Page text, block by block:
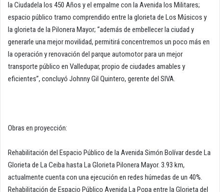
la Ciudadela los 450 Años y el empalme con la Avenida los Militares;
espacio público tramo comprendido entre la glorieta de Los Músicos y
la glorieta de la Pilonera Mayor; “además de embellecer la ciudad y
generarle una mejor movilidad, permitirá concentremos un poco más en
la operación y renovación del parque automotor para un mejor
transporte público en Valledupar, propio de ciudades amables y
eficientes”, concluyó Johnny Gil Quintero, gerente del SIVA.
Obras en proyección:
Rehabilitación del Espacio Público de la Avenida Simón Bolívar desde La
Glorieta de La Ceiba hasta La Glorieta Pilonera Mayor. 3.93 km,
actualmente cuenta con una ejecución en redes húmedas de un 40%.
Rehabilitación de Espacio Público Avenida La Popa entre la Glorieta del